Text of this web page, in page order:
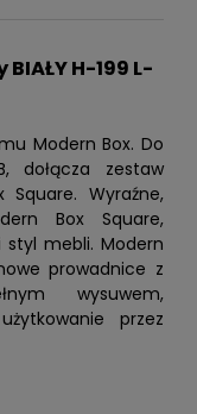
H-199 L-
Modern Box. Do
dołącza zestaw
Wyraźne,
Box Square,
styl mebli. Modern
prowadnice z
wysuwem,
przez